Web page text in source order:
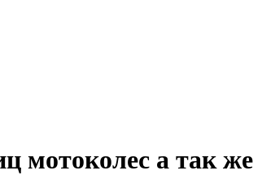
мотоколес а так же